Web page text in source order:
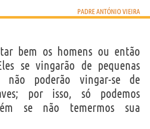
PADRE ANTÓNIO VIEIRA
bem os homens ou então
se vingarão de pequenas
não poderão vingar-se de
por isso, só podemos
se não temermos sua